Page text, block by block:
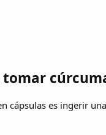
cápsulas es ingerir